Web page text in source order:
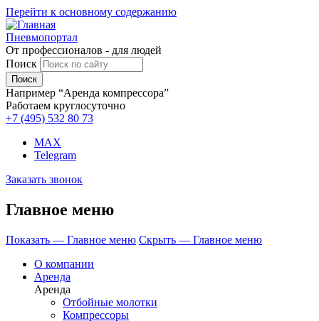
Перейти к основному содержанию
Пневмопортал
От профессионалов - для людей
Поиск
Например “Аренда компрессора”
Работаем круглосуточно
+7 (495) 532 80 73
MAX
Telegram
Заказать звонок
Главное меню
Показать — Главное меню Скрыть — Главное меню
О компании
Аренда
Аренда
Отбойные молотки
Компрессоры